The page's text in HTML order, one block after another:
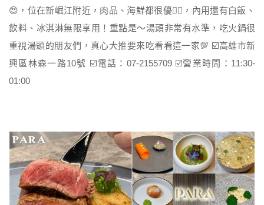
😍，位在新崛江附近，肉品、海鮮都很優👍🏻，內用還有白飯、
飲料、冰淇淋無限享用！重點是～湯頭非常有水準，吃火鍋很
重視湯頭的朋友們，真心大推要來吃看看這一家💯 ☑️高雄市新
興區林森一路10號 ☑️電話：07-2155709 ☑️營業時間：11:30-
01:00